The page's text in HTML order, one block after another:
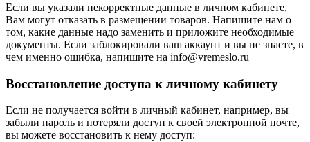
Если вы указали некорректные данные в личном кабинете,
Вам могут отказать в размещении товаров. Напишите нам о
том, какие данные надо заменить и приложите необходимые
документы. Если заблокировали ваш аккаунт и вы не знаете, в
чем именно ошибка, напишите на info@vremeslo.ru
Восстановление доступа к личному кабинету
Если не получается войти в личный кабинет, например, вы
забыли пароль и потеряли доступ к своей электронной почте,
вы можете восстановить к нему доступ: